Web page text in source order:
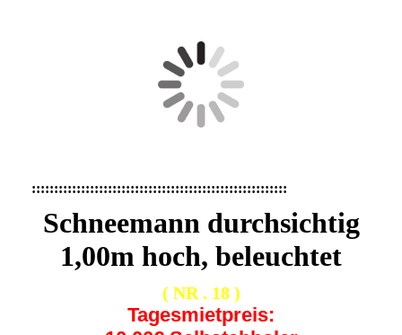
:::::::::::::::::::::::::::::::::::::::::::::::::::::::::
Schneemann durchsichtig
1,00m hoch, beleuchtet
( NR . 18 )
Tagesmietpreis: